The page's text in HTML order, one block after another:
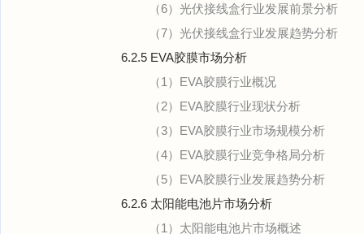
（6）光伏接线盒行业发展前景分析
（7）光伏接线盒行业发展趋势分析
6.2.5 EVA胶膜市场分析
（1）EVA胶膜行业概况
（2）EVA胶膜行业现状分析
（3）EVA胶膜行业市场规模分析
（4）EVA胶膜行业竞争格局分析
（5）EVA胶膜行业发展趋势分析
6.2.6 太阳能电池片市场分析
（1）太阳能电池片市场概述